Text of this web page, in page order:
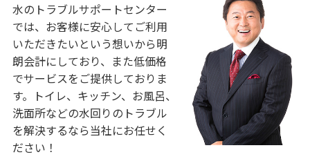
水のトラブルサポートセンター
では、お客様に安心してご利用
いただきたいという想いから明
朗会計にしており、また低価格
でサービスをご提供しておりま
す。トイレ、キッチン、お風呂、
洗面所などの水回りのトラブル
を解決するなら当社にお任せく
ださい！